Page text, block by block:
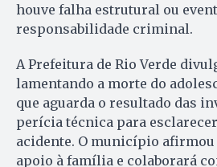
houve falha estrutural ou
responsabilidade criminal.
A Prefeitura de Rio Verde
lamentando a morte do
que aguarda o resultado das
perícia técnica para
acidente. O município afirmou
apoio à família e colaborará